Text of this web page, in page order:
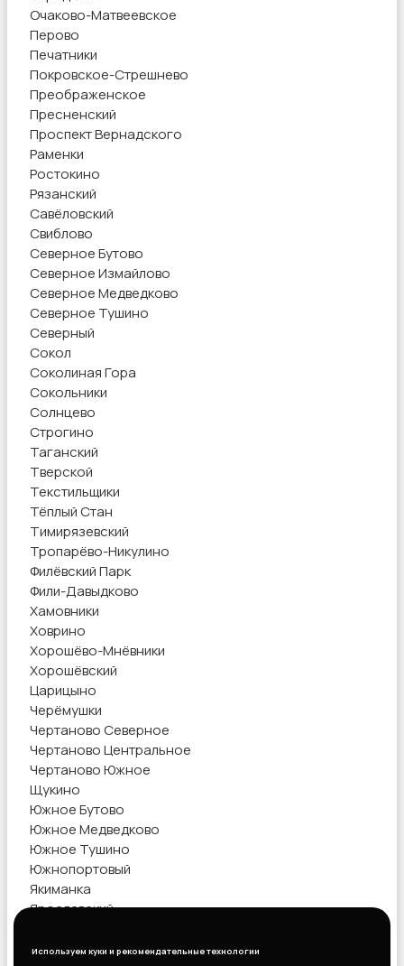
Используем куки и рекомендательные технологии
Очаково-Матвеевское
Перово
Печатники
Покровское-Стрешнево
Преображенское
Пресненский
Проспект Вернадского
Раменки
Ростокино
Рязанский
Савёловский
Свиблово
Северное Бутово
Северное Измайлово
Северное Медведково
Северное Тушино
Северный
Сокол
Соколиная Гора
Сокольники
Солнцево
Строгино
Таганский
Тверской
Текстильщики
Тёплый Стан
Тимирязевский
Тропарёво-Никулино
Филёвский Парк
Фили-Давыдково
Хамовники
Ховрино
Хорошёво-Мнёвники
Хорошёвский
Царицыно
Черёмушки
Чертаново Северное
Чертаново Центральное
Чертаново Южное
Щукино
Южное Бутово
Южное Медведково
Южное Тушино
Южнопортовый
Якиманка
Ярославский
Показать объявления